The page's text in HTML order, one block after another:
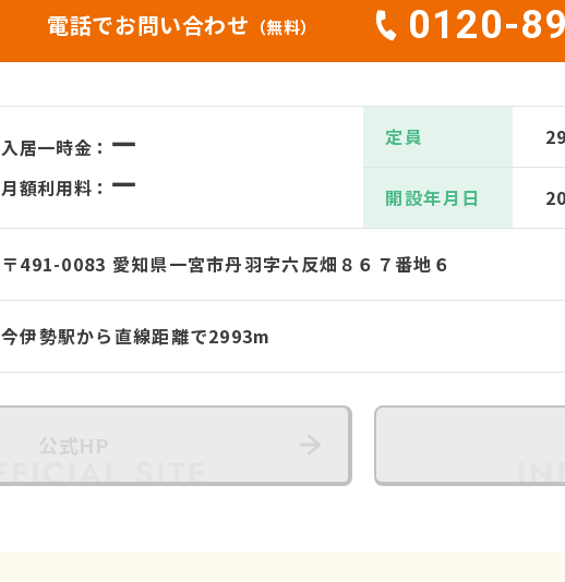
電話でお問い合わせ （無料） 0120-
入居一時金： ー
月額利用料： ー
定員
開設年月日
〒491-0083 愛知県一宮市丹羽字六反畑８６７番地６
今伊勢駅から直線距離で2993m